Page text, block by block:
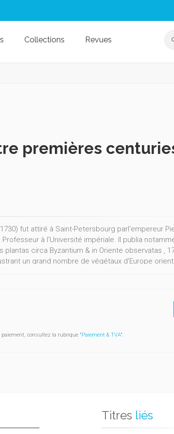
Collections Revues
premières
fut attiré à Saint-Petersbourg parl'empereur
à l'Université impériale. Il publia
circa Byzantium & in Oriente observatas ,
un grand nombre de végétaux d'Europe
consultez la rubrique "Paiement & TVA".
Titres liés